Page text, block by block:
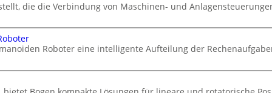
die die Verbindung von Maschinen- und
Roboter eine intelligente Aufteilung der